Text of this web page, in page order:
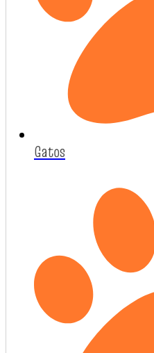
Gatos